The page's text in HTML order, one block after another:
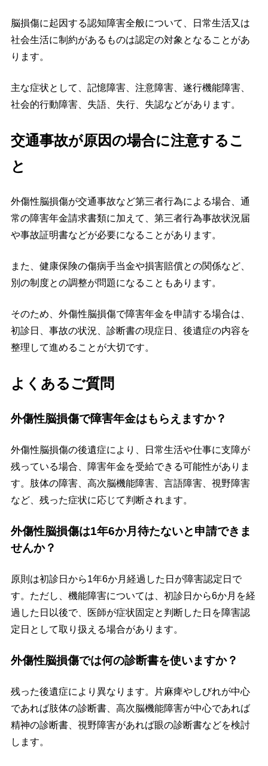
脳損傷に起因する認知障害全般について、日常生活又は
社会生活に制約があるものは認定の対象となることがあ
ります。
主な症状として、記憶障害、注意障害、遂行機能障害、
社会的行動障害、失語、失行、失認などがあります。
交通事故が原因の場合に注意するこ
と
外傷性脳損傷が交通事故など第三者行為による場合、通
常の障害年金請求書類に加えて、第三者行為事故状況届
や事故証明書などが必要になることがあります。
また、健康保険の傷病手当金や損害賠償との関係など、
別の制度との調整が問題になることもあります。
そのため、外傷性脳損傷で障害年金を申請する場合は、
初診日、事故の状況、診断書の現症日、後遺症の内容を
整理して進めることが大切です。
よくあるご質問
外傷性脳損傷で障害年金はもらえますか？
外傷性脳損傷の後遺症により、日常生活や仕事に支障が
残っている場合、障害年金を受給できる可能性がありま
す。肢体の障害、高次脳機能障害、言語障害、視野障害
など、残った症状に応じて判断されます。
外傷性脳損傷は1年6か月待たないと申請できま
せんか？
原則は初診日から1年6か月経過した日が障害認定日で
す。ただし、機能障害については、初診日から6か月を経
過した日以後で、医師が症状固定と判断した日を障害認
定日として取り扱える場合があります。
外傷性脳損傷では何の診断書を使いますか？
残った後遺症により異なります。片麻痺やしびれが中心
であれば肢体の診断書、高次脳機能障害が中心であれば
精神の診断書、視野障害があれば眼の診断書などを検討
します。